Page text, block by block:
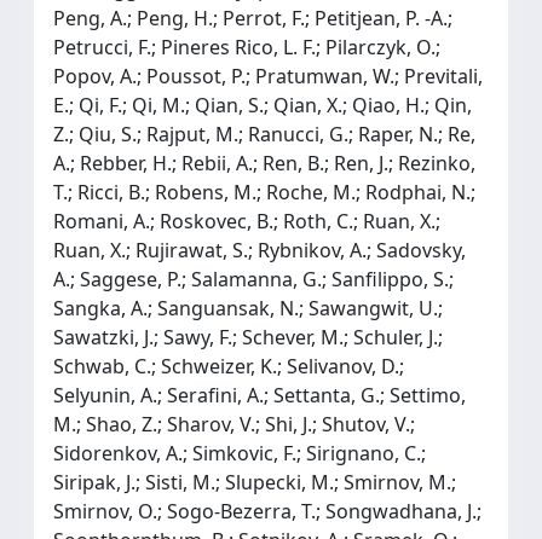
Peng, A.; Peng, H.; Perrot, F.; Petitjean, P. -A.;
Petrucci, F.; Pineres Rico, L. F.; Pilarczyk, O.;
Popov, A.; Poussot, P.; Pratumwan, W.; Previtali,
E.; Qi, F.; Qi, M.; Qian, S.; Qian, X.; Qiao, H.; Qin,
Z.; Qiu, S.; Rajput, M.; Ranucci, G.; Raper, N.; Re,
A.; Rebber, H.; Rebii, A.; Ren, B.; Ren, J.; Rezinko,
T.; Ricci, B.; Robens, M.; Roche, M.; Rodphai, N.;
Romani, A.; Roskovec, B.; Roth, C.; Ruan, X.;
Ruan, X.; Rujirawat, S.; Rybnikov, A.; Sadovsky,
A.; Saggese, P.; Salamanna, G.; Sanfilippo, S.;
Sangka, A.; Sanguansak, N.; Sawangwit, U.;
Sawatzki, J.; Sawy, F.; Schever, M.; Schuler, J.;
Schwab, C.; Schweizer, K.; Selivanov, D.;
Selyunin, A.; Serafini, A.; Settanta, G.; Settimo,
M.; Shao, Z.; Sharov, V.; Shi, J.; Shutov, V.;
Sidorenkov, A.; Simkovic, F.; Sirignano, C.;
Siripak, J.; Sisti, M.; Slupecki, M.; Smirnov, M.;
Smirnov, O.; Sogo-Bezerra, T.; Songwadhana, J.;